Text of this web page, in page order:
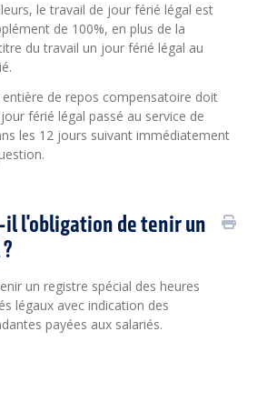
le travail de jour férié légal est
de 100%, en plus de la
du travail un jour férié légal au
de repos compensatoire doit
férié légal passé au service de
les 12 jours suivant immédiatement
l'obligation de tenir un
un registre spécial des heures
légaux avec indication des
payées aux salariés.